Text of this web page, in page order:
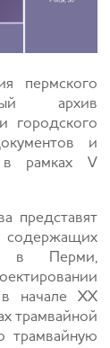
пермского
архив
городского
и
в рамках V
представят
в Перми,
в начале XX
трамвайной
трамвайную